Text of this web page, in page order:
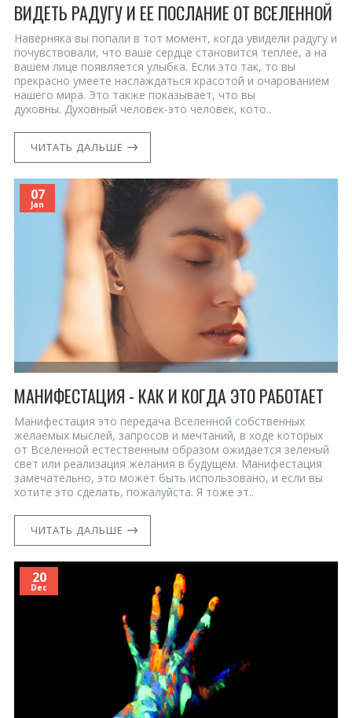
ВИДЕТЬ РАДУГУ И ЕЕ ПОСЛАНИЕ ОТ ВСЕЛЕННОЙ
Наверняка вы попали в тот момент, когда увидели радугу и
почувствовали, что ваше сердце становится теплее, а на
вашем лице появляется улыбка. Если это так, то вы
прекрасно умеете наслаждаться красотой и очарованием
нашего мира. Это также показывает, что вы
духовны. Духовный человек-это человек, кото..
ЧИТАТЬ ДАЛЬШЕ
07
Jan
МАНИФЕСТАЦИЯ - КАК И КОГДА ЭТО РАБОТАЕТ
Манифестация это передача Вселенной собственных
желаемых мыслей, запросов и мечтаний, в ходе которых
от Вселенной естественным образом ожидается зеленый
свет или реализация желания в будущем. Манифестация
замечательно, это может быть использовано, и если вы
хотите это сделать, пожалуйста. Я тоже эт..
ЧИТАТЬ ДАЛЬШЕ
20
Dec